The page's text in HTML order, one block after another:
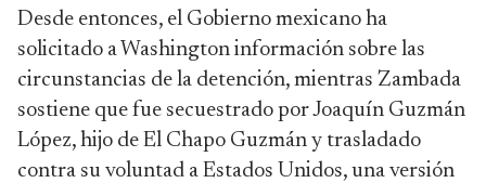
Desde entonces, el Gobierno mexicano ha
solicitado a Washington información sobre las
circunstancias de la detención, mientras Zambada
sostiene que fue secuestrado por Joaquín Guzmán
López, hijo de El Chapo Guzmán y trasladado
contra su voluntad a Estados Unidos, una versión